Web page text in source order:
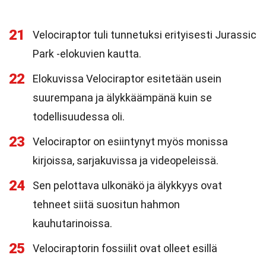
21
Velociraptor tuli tunnetuksi erityisesti Jurassic
Park -elokuvien kautta.
22
Elokuvissa Velociraptor esitetään usein
suurempana ja älykkäämpänä kuin se
todellisuudessa oli.
23
Velociraptor on esiintynyt myös monissa
kirjoissa, sarjakuvissa ja videopeleissä.
24
Sen pelottava ulkonäkö ja älykkyys ovat
tehneet siitä suositun hahmon
kauhutarinoissa.
25 Velociraptorin fossiilit ovat olleet esillä